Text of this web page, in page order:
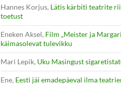
Hannes Korjus, Lätis kärbiti teatrite
toetust
Eneken Aksel, Film „Meister ja
käimasolevat tulevikku
Mari Lepik, Uku Masingust
Ene, Eesti jäi emadepäeval ilma